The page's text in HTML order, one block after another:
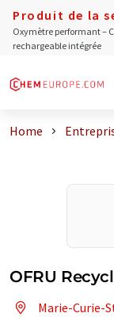
Produit de la
Oxymètre performant –
rechargeable intégrée
Home
OFRU
Marie-Curie-